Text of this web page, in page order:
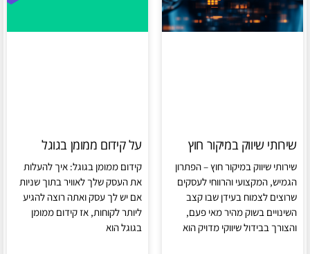
שירותי שיווק במיקור חוץ
שירותי שיווק במיקור חוץ – הפתרון
הגמיש, המקצועי והרווחי לעסקים
שרוצים לצמוח בעידן שבו קצב
השינויים בשוק מהיר מאי פעם,
והצורך בבידול שיווקי מדויק הוא
על קידום ממומן בגוגל
קידום ממומן בגוגל: איך להעלות
את העסק שלך לאוויר בתוך שניות
אם יש לך עסק ואתה רוצה להגיע
ליותר לקוחות, אז קידום ממומן
בגוגל הוא